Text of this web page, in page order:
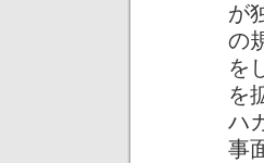
が
の
を
を
ハ
事